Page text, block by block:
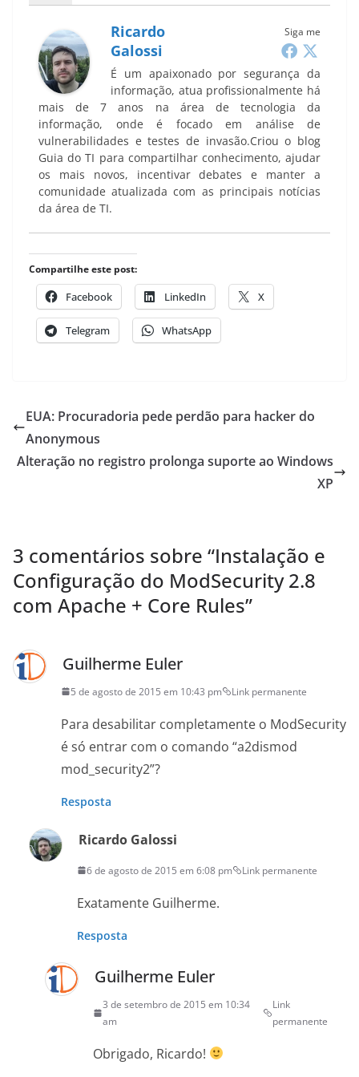
Siga me
Ricardo
Galossi
É um apaixonado por segurança da
informação, atua profissionalmente há
mais de 7 anos na área de tecnologia da
informação, onde é focado em análise de
vulnerabilidades e testes de invasão.Criou o blog
Guia do TI para compartilhar conhecimento, ajudar
os mais novos, incentivar debates e manter a
comunidade atualizada com as principais notícias
da área de TI.
Compartilhe este post:
Facebook LinkedIn X
Telegram WhatsApp
EUA: Procuradoria pede perdão para hacker do
Anonymous
Alteração no registro prolonga suporte ao Windows
XP
3 comentários sobre “Instalação e
Configuração do ModSecurity 2.8
com Apache + Core Rules”
Guilherme Euler
5 de agosto de 2015 em 10:43 pm Link permanente
Para desabilitar completamente o ModSecurity
é só entrar com o comando “a2dismod
mod_security2”?
Resposta
Ricardo Galossi
6 de agosto de 2015 em 6:08 pm Link permanente
Exatamente Guilherme.
Resposta
Guilherme Euler
3 de setembro de 2015 em 10:34
am
Link
permanente
Obrigado, Ricardo!